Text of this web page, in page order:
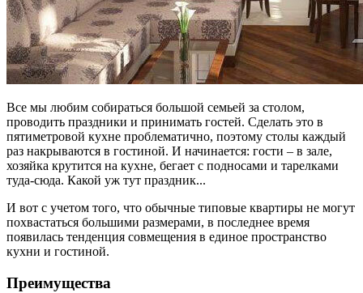
Все мы любим собираться большой семьей за столом,
проводить праздники и принимать гостей. Сделать это в
пятиметровой кухне проблематично, поэтому столы каждый
раз накрываются в гостиной. И начинается: гости – в зале,
хозяйка крутится на кухне, бегает с подносами и тарелками
туда-сюда. Какой уж тут праздник...
И вот с учетом того, что обычные типовые квартиры не могут
похвастаться большими размерами, в последнее время
появилась тенденция совмещения в единое пространство
кухни и гостиной.
Преимущества